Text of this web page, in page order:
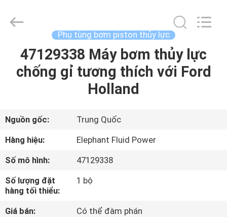
TRANG
CHỦ
SẢN
PHẨM
CHÚNG
TÔI
Elephant
Phụ tùng bơm piston thủy lực
47129338 Máy bơm thủy lực
chống gỉ tương thích với Ford
Holland
Nguồn gốc:
Trung Quốc
Hàng hiệu:
Elephant Fluid Power
Số mô hình:
47129338
Số lượng đặt
hàng tối thiểu:
1 bộ
Giá bán:
Có thể đàm phán